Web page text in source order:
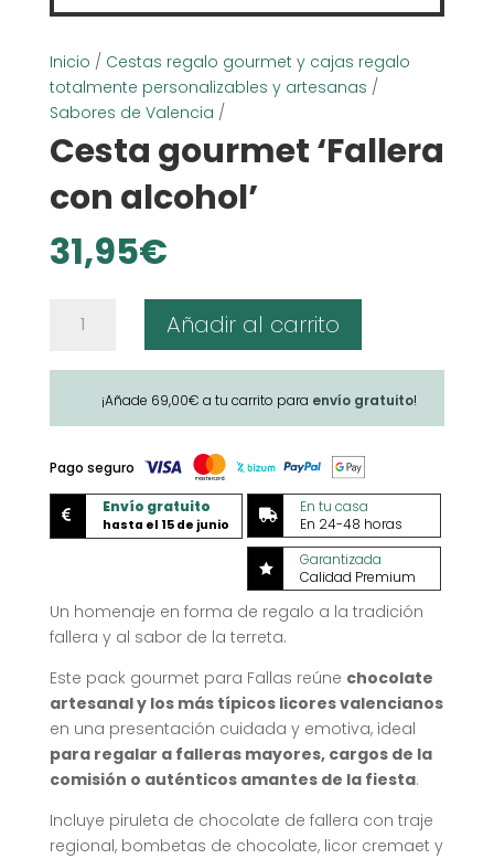
Inicio / Cestas regalo gourmet y cajas regalo
totalmente personalizables y artesanas /
Sabores de Valencia /
Cesta gourmet ‘Fallera
con alcohol’
31,95€
gourmet
alcohol'
Añadir al carrito
¡Añade 69,00€ a tu carrito para envío gratuito!
Pago seguro
 Envío gratuito
hasta el 15 de junio

En tu casa
En 24-48 horas

Garantizada
Calidad Premium
Un homenaje en forma de regalo a la tradición
fallera y al sabor de la terreta.
Este pack gourmet para Fallas reúne chocolate
artesanal y los más típicos licores valencianos
en una presentación cuidada y emotiva, ideal
para regalar a falleras mayores, cargos de la
comisión o auténticos amantes de la fiesta.
Incluye piruleta de chocolate de fallera con traje
regional, bombetas de chocolate, licor cremaet y